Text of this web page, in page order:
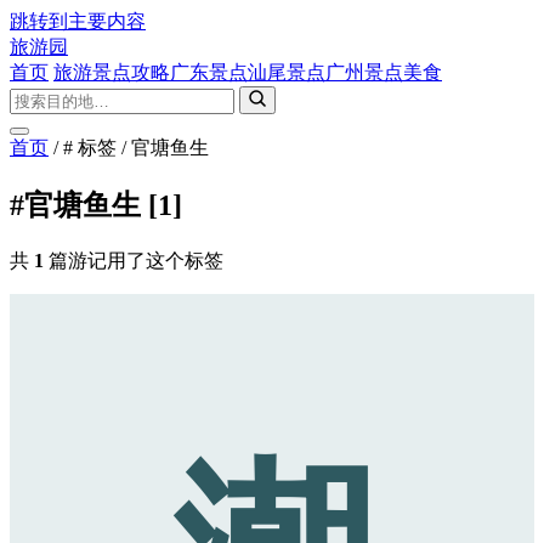
跳转到主要内容
旅游园
首页 旅游景点攻略广东景点汕尾景点广州景点美食
首页 / # 标签 / 官塘鱼生
#官塘鱼生 [1]
共 1 篇游记用了这个标签